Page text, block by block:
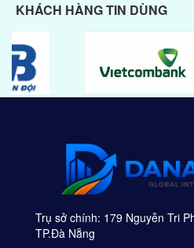
KHÁCH HÀNG TIN DÙNG
Trụ sở chính: 179 Nguyễn Tri
TP.Đà Nẵng